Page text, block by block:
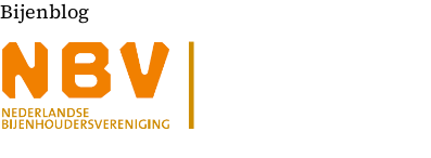
Bijenblog